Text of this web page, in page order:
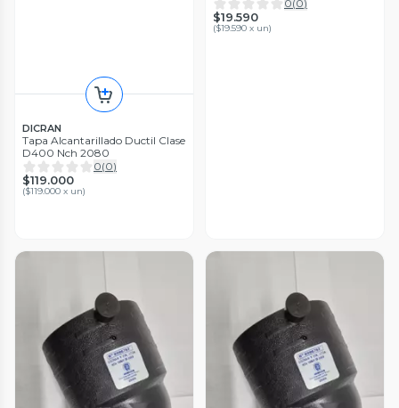
DICRAN
Tapa Alcantarillado Ductil Clase
D400 Nch 2080
0(0)
$119.000
($119.000 x un)
0(0)
$19.590
($19.590 x un)